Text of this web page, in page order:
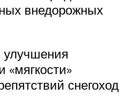
внедорожных
улучшения
«мягкости»
снегоход